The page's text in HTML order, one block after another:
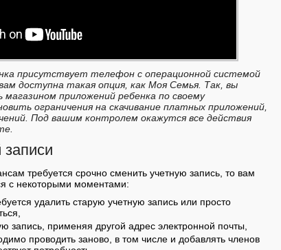
присутствует телефон с операционной системой
доступна такая опция, как Моя Семья. Так, вы
приложений ребенка по своему
ограничения на скачивание платных приложений,
Под вашим контролем окажутся все действия
записи
требуется срочно сменить учетную запись, то вам
с некоторыми моментами:
удалить старую учетную запись или просто
запись, применяя другой адрес электронной почты,
проводить заново, в том числе и добавлять членов